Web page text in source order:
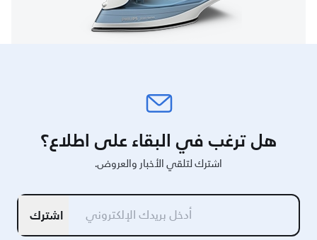
هل ترغب في البقاء على اطلاع؟
اشترك لتلقي الأخبار والعروض.
اشترك